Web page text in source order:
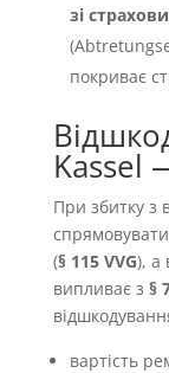
зі
покриває
Kassel
При збитку з
(§ 115 VVG), а
випливає з §
вартість